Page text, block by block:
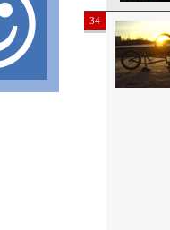
34